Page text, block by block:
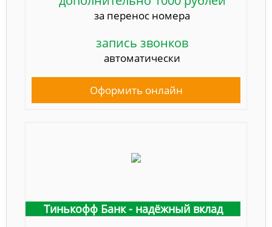
за перенос номера
запись звонков
автоматически
Оформить онлайн
Тинькофф Банк - надёжный вклад